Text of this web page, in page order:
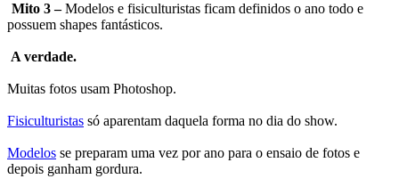
Mito 3 –Modelos e fisiculturistas ficam definidos o ano todo e
possuem shapes fantásticos.
A verdade.
Muitas fotos usam Photoshop.
Fisiculturistas só aparentam daquela forma no dia do show.
Modelos se preparam uma vez por ano para o ensaio de fotos e
depois ganham gordura.